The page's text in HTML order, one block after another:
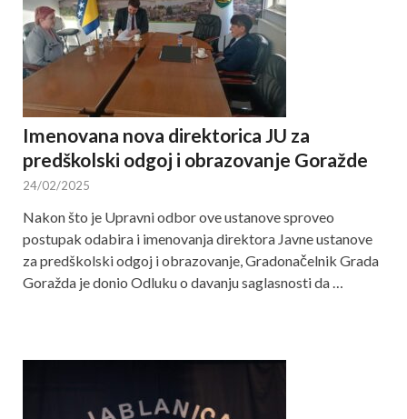
Imenovana nova direktorica JU za
predškolski odgoj i obrazovanje Goražde
24/02/2025
Nakon što je Upravni odbor ove ustanove sproveo
postupak odabira i imenovanja direktora Javne ustanove
za predškolski odgoj i obrazovanje, Gradonačelnik Grada
Goražda je donio Odluku o davanju saglasnosti da …